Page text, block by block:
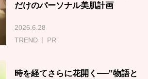
だけのパーソナル美肌計画
2026.6.28
TREND
PR
時を経てさらに花開く──‟物語と